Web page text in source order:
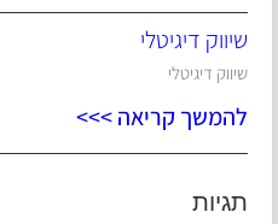
שיווק דיגיטלי
שיווק דיגיטלי
להמשך קריאה >>>
תגיות